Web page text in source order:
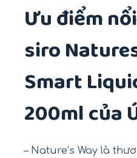
Ưu điểm
siro
Smart
200ml của
– Nature’s Way là